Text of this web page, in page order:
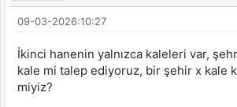
09-03-2026:10:27
İkinci hanenin yalnızca kaleleri var,
kale mi talep ediyoruz, bir şehir x kale
miyiz?